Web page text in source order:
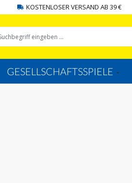
KOSTENLOSER VERSAND AB 39 €
GESELLSCHAFTSSPIELE